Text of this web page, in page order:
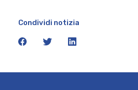
Condividi notizia
facebooktwitterlinkedin